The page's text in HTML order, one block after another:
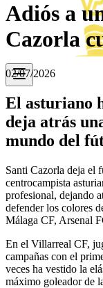
Adiós a
Cazorla
02/07/2026
El asturiano
deja atrás
mundo del
Santi Cazorla deja el
centrocampista
profesional, dejando
defender los colores
Málaga CF, Arsenal
En el Villarreal CF,
campañas con el
veces ha vestido la
máximo goleador de